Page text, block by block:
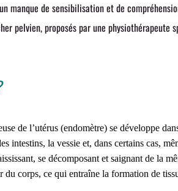
manque de sensibilisation et de
pelvien, proposés par une
de l’utérus (endomètre) se développe
intestins, la vessie et, dans certains cas,
se décomposant et saignant de la
corps, ce qui entraîne la formation de